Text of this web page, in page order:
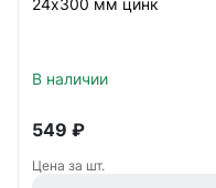
24х300 мм цинк
В наличии
549 ₽
Цена за шт.